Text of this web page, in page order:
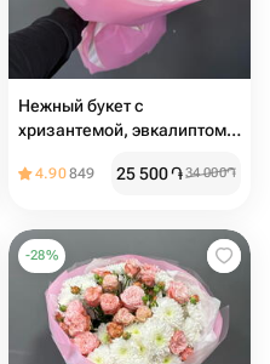
Нежный букет с
хризантемой, эвкалиптом и
4.90849 25 500֏34 000֏
-28%